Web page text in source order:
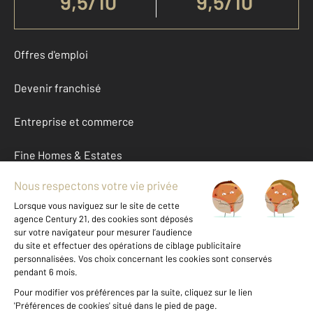
Offres d'emploi
Devenir franchisé
Entreprise et commerce
Fine Homes & Estates
À propos
International
Nous contacter